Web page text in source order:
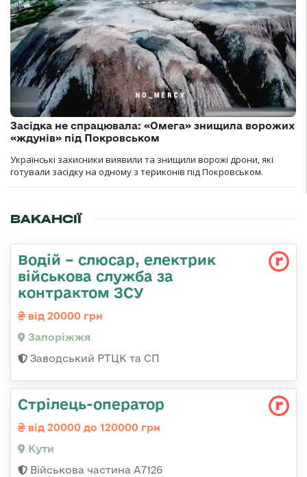
Засідка не спрацювала: «Омега» знищила ворожих
«ждунів» під Покровськом
Українські захисники виявили та знищили ворожі дрони, які
готували засідку на одному з териконів під Покровськом.
ВАКАНСІЇ
Водій – слюсар, електрик
військова служба за
контрактом ЗСУ
від 20000 грн
Запоріжжя
Заводський РТЦК та СП
Стрілець-оператор
від 20000 до 120000 грн
Кути
Військова частина А7126